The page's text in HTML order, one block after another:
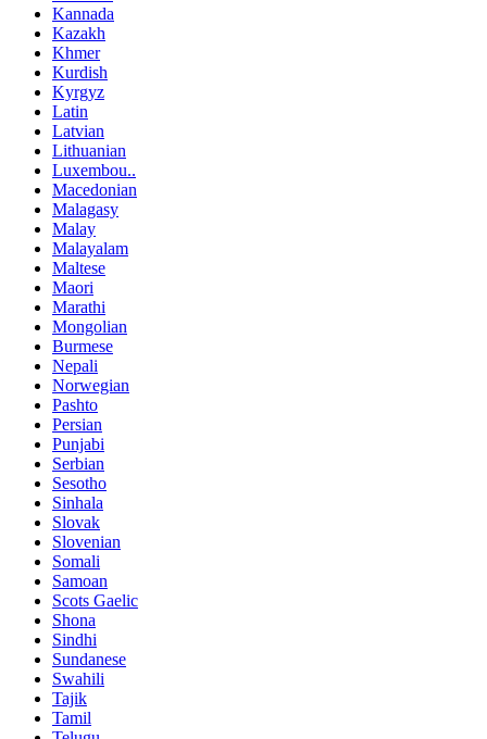
Kannada
Kazakh
Khmer
Kurdish
Kyrgyz
Latin
Latvian
Lithuanian
Luxembou..
Macedonian
Malagasy
Malay
Malayalam
Maltese
Maori
Marathi
Mongolian
Burmese
Nepali
Norwegian
Pashto
Persian
Punjabi
Serbian
Sesotho
Sinhala
Slovak
Slovenian
Somali
Samoan
Scots Gaelic
Shona
Sindhi
Sundanese
Swahili
Tajik
Tamil